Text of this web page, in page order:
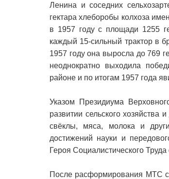
Ленина и соседних
гектара хлеборобы колхоза
в 1957 году с площади 1255
каждый 15-сильный трактор в
1957 году она выросла до 769
неоднократно выходила
районе и по итогам 1957 года
Указом Президиума
развитии сельского хозяйства
свёклы, мяса, молока и
достижений науки и
Героя Социалистического
После расформирования МТС с